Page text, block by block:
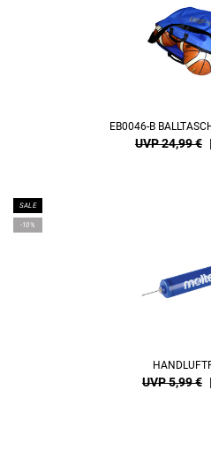
EB0046-B
UVP 24,99 € |
SALE
-10%
UVP 5,99 € |